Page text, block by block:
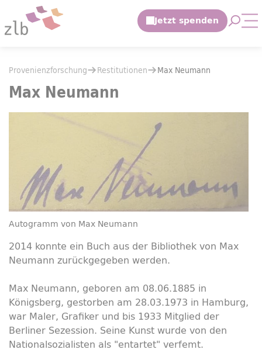
Zum Hauptinhalt springen
Zur Suche springen
Restitutionen
Max Neumann
Sie befinden sich hier:
Provenienzforschung Restitutionen Max Neumann
Max Neumann
Autogramm von Max Neumann
2014 konnte ein Buch aus der Bibliothek von Max
Neumann zurückgegeben werden.
Max Neumann, geboren am 08.06.1885 in
Königsberg, gestorben am 28.03.1973 in Hamburg,
war Maler, Grafiker und bis 1933 Mitglied der
Berliner Sezession. Seine Kunst wurde von den
Nationalsozialisten als "entartet" verfemt.